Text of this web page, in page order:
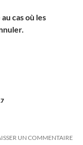
cas où les
UN COMMENTAIRE